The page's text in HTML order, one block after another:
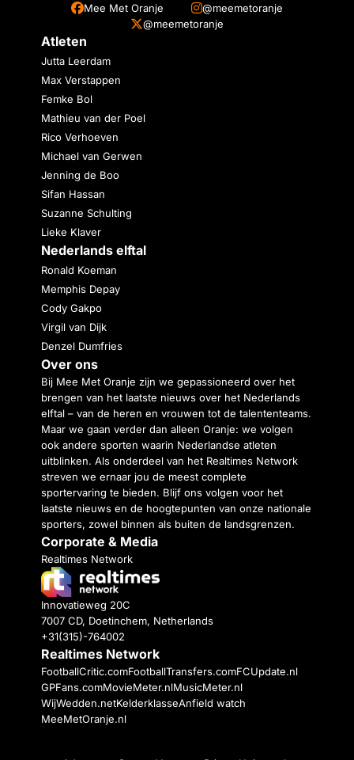
Mee Met Oranje
@meemetoranje
@meemetoranje
Atleten
Jutta Leerdam
Max Verstappen
Femke Bol
Mathieu van der Poel
Rico Verhoeven
Michael van Gerwen
Jenning de Boo
Sifan Hassan
Suzanne Schulting
Lieke Klaver
Nederlands elftal
Ronald Koeman
Memphis Depay
Cody Gakpo
Virgil van Dijk
Denzel Dumfries
Over ons
Bij Mee Met Oranje zijn we gepassioneerd over het
brengen van het laatste nieuws over het Nederlands
elftal – van de heren en vrouwen tot de talententeams.
Maar we gaan verder dan alleen Oranje: we volgen
ook andere sporten waarin Nederlandse atleten
uitblinken. Als onderdeel van het Realtimes Network
streven we ernaar jou de meest complete
sportervaring te bieden. Blijf ons volgen voor het
laatste nieuws en de hoogtepunten van onze nationale
sporters, zowel binnen als buiten de landsgrenzen.
Corporate & Media
Realtimes Network
Innovatieweg 20C
7007 CD, Doetinchem, Netherlands
+31(315)-764002
Realtimes Network
FootballCritic.comFootballTransfers.comFCUpdate.nl
GPFans.comMovieMeter.nlMusicMeter.nl
WijWedden.netKelderklasseAnfield watch
MeeMetOranje.nl